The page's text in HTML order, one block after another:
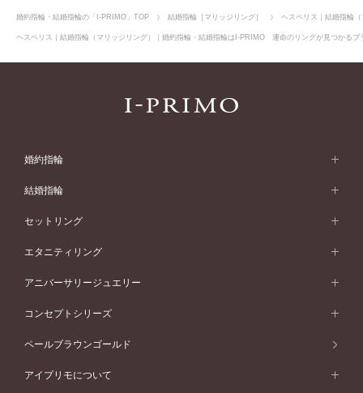
婚約指輪・結婚指輪の「I-PRIMO」TOP 結婚指輪［マリッジリング］ ヘスペリス｜結婚指輪
ヘスペリス｜結婚指輪（マリッジリング）｜婚約指輪・結婚指輪はI-PRIMO 運命のリングが見つかる
婚約指輪
婚約指輪 (エンゲージリング)
婚約指輪一覧
ピンクゴールド
ペールブラウンゴールド
ウェーブライン
V字ライン
ワンサイドメレ
ダブルサイドメレ
シンプル
フェミニン
50万円台～
結婚指輪
結婚指輪 (マリッジリング)
結婚指輪一覧
ピンクゴールド
ペールブラウンゴールド
ウェーブライン
V字ライン
ワンメレ
シンプル
セットリング
セットリング
セットリング一覧
ピンクゴールド
エタニティリング
エタニティリング
エタニティリング一覧
アニバーサリージュエリー
アニバーサリージュエリー
アニバーサリージュエリー一覧
コンセプトシリーズ
コンセプトシリーズ
オリジンビリーフ
ペールブラウンゴールド
アイプリモについて